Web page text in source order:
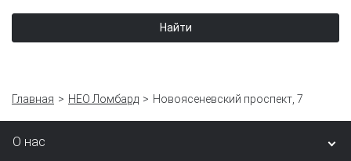
Найти
Главная НЕО Ломбард Новоясеневский проспект, 7
О нас